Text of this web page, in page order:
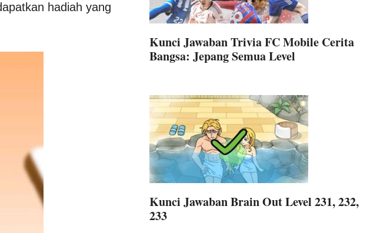
hadiah yang
Kunci Jawaban Trivia FC Mobile Cerita
Bangsa: Jepang Semua Level
Kunci Jawaban Brain Out Level 231, 232,
233